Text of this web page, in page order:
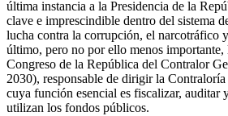
última instancia a la Presidencia de la
clave e imprescindible dentro del sistema
lucha contra la corrupción, el narcotráfico
último, pero no por ello menos importante,
Congreso de la República del Contralor
2030), responsable de dirigir la Contraloría
cuya función esencial es fiscalizar, auditar
utilizan los fondos públicos.